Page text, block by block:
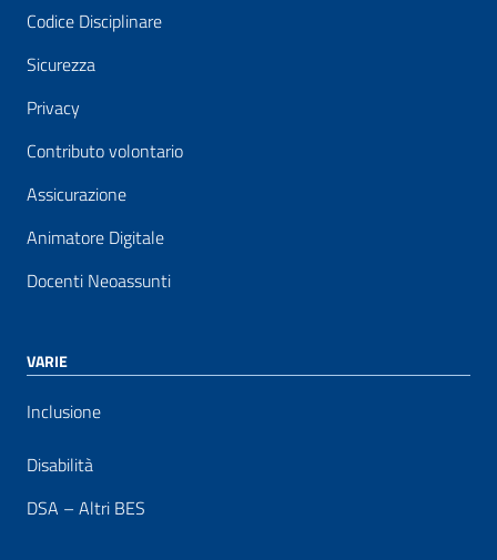
Codice Disciplinare
Sicurezza
Privacy
Contributo volontario
Assicurazione
Animatore Digitale
Docenti Neoassunti
VARIE
Inclusione
Disabilità
DSA – Altri BES